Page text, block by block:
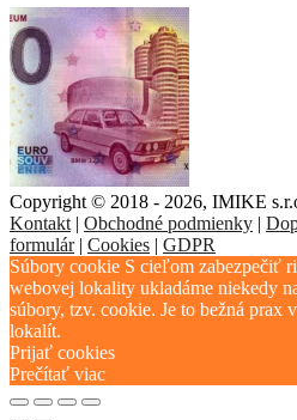
Copyright © 2018 - 2026, IMIKE
Kontakt | Obchodné podmienky |
formulár| Cookies | GDPR
Súbory cookie S cieľom zabezpečiť
webovej lokality ukladáme niekedy
súbory, tzv. cookie. Je to bežná
lokalít.
Prijať cookies
Prečítať viac